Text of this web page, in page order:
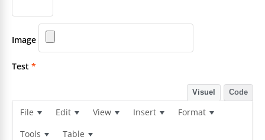
Image
Test *
Visuel Code
File Edit View Insert
Format
Tools
Table